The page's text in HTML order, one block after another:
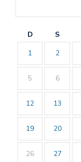
D S
1
2
5 6
12 13
19 20
26 27